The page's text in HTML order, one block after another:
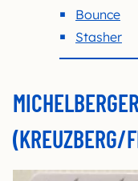
Bounce
Stasher
MICHELBERGER
(KREUZBERG/